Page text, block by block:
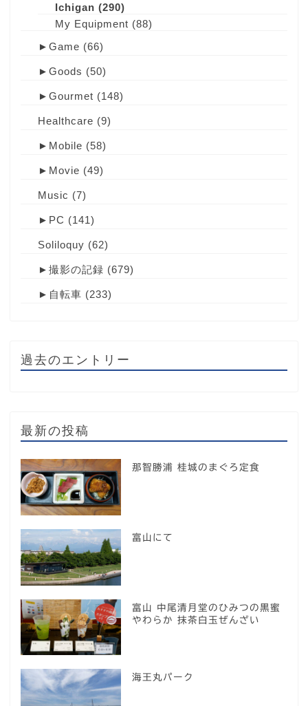
Ichigan (290)
My Equipment (88)
► Game (66)
► Goods (50)
► Gourmet (148)
Healthcare (9)
► Mobile (58)
► Movie (49)
Music (7)
► PC (141)
Soliloquy (62)
► 撮影の記録 (679)
► 自転車 (233)
過去のエントリー
最新の投稿
那智勝浦 桂城のまぐろ定食
富山にて
富山 中尾清月堂のひみつの黒蜜
やわらか 抹茶白玉ぜんざい
海王丸パーク